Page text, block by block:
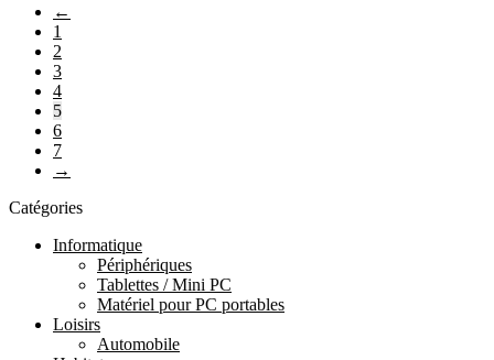
←
1
2
3
4
5
6
7
→
Catégories
Informatique
Périphériques
Tablettes / Mini PC
Matériel pour PC portables
Loisirs
Automobile